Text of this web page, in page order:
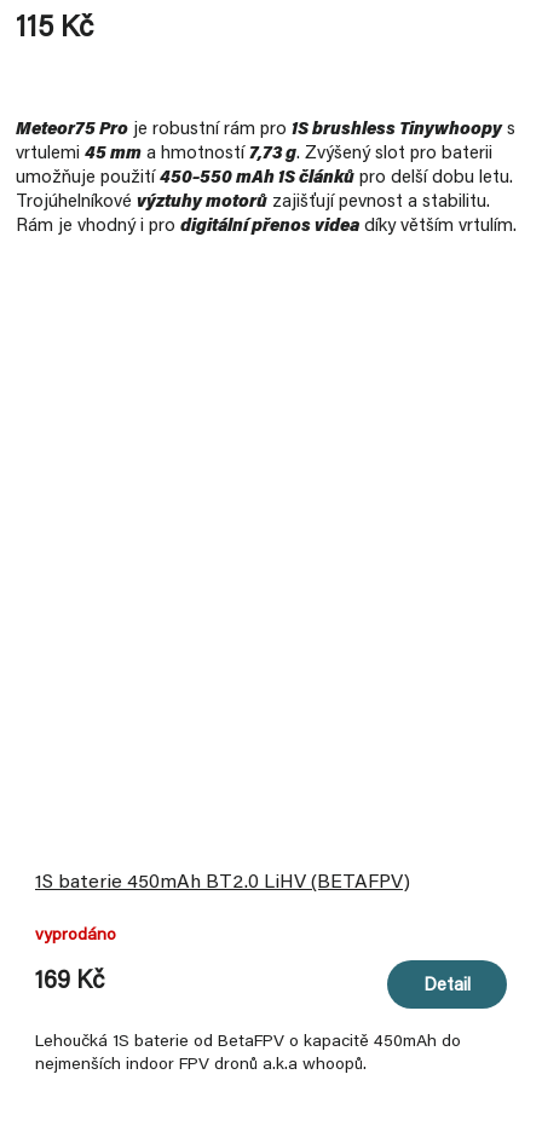
115 Kč
Meteor75 Pro je robustní rám pro 1S brushless Tinywhoopys
vrtulemi 45 mm a hmotností 7,73 g. Zvýšený slot pro baterii
umožňuje použití 450–550 mAh 1S článků pro delší dobu letu.
Trojúhelníkové výztuhy motorů zajišťují pevnost a stabilitu.
Rám je vhodný i pro digitální přenos videa díky větším vrtulím.
1S baterie 450mAh BT2.0 LiHV (BETAFPV)
vyprodáno
169 Kč Detail
Lehoučká 1S baterie od BetaFPV o kapacitě 450mAh do
nejmenších indoor FPV dronů a.k.a whoopů.